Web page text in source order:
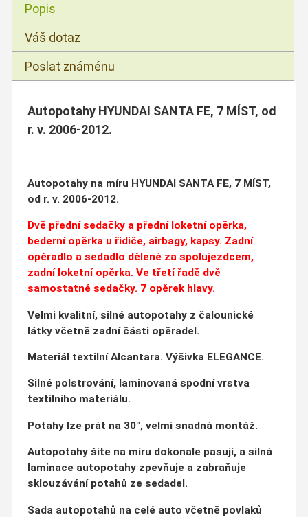
Popis
Váš dotaz
Poslat známénu
Autopotahy HYUNDAI SANTA FE, 7 MÍST, od
r. v. 2006-2012.
Autopotahy na míru HYUNDAI SANTA FE, 7 MÍST,
od r. v. 2006-2012.
Dvě přední sedačky a přední loketní opěrka,
bederní opěrka u řidiče, airbagy, kapsy. Zadní
opěradlo a sedadlo dělené za spolujezdcem,
zadní loketní opěrka. Ve třetí řadě dvě
samostatné sedačky. 7 opěrek hlavy.
Velmi kvalitní, silné autopotahy z čalounické
látky včetně zadní části opěradel.
Materiál textilní Alcantara. Výšivka ELEGANCE.
Silné polstrování, laminovaná spodní vrstva
textilního materiálu.
Potahy lze prát na 30°, velmi snadná montáž.
Autopotahy šite na míru dokonale pasují, a silná
laminace autopotahy zpevňuje a zabraňuje
sklouzávání potahů ze sedadel.
Sada autopotahů na celé auto včetně povlaků